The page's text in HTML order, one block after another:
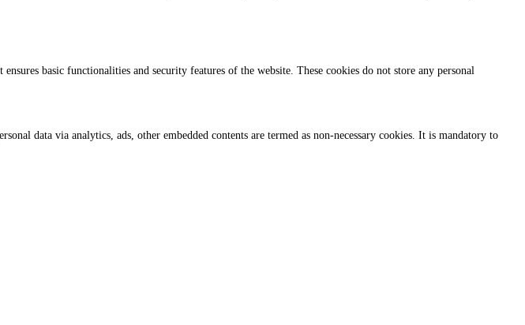
basic functionalities and security features of the website. These cookies do not store any personal
data via analytics, ads, other embedded contents are termed as non-necessary cookies. It is mandatory to